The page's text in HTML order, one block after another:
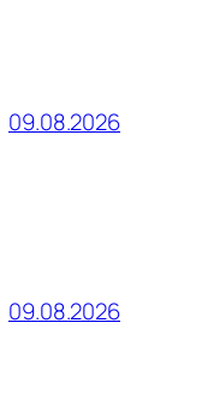
09.08.2026
09.08.2026